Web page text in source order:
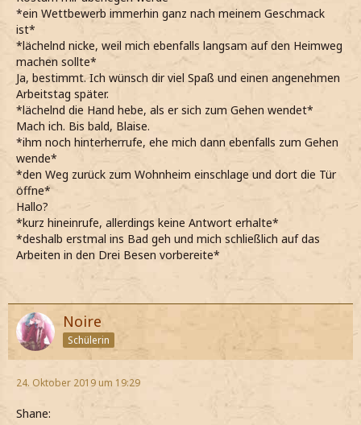
*ein Wettbewerb immerhin ganz nach meinem Geschmack
ist*
*lächelnd nicke, weil mich ebenfalls langsam auf den Heimweg
machen sollte*
Ja, bestimmt. Ich wünsch dir viel Spaß und einen angenehmen
Arbeitstag später.
*lächelnd die Hand hebe, als er sich zum Gehen wendet*
Mach ich. Bis bald, Blaise.
*ihm noch hinterherrufe, ehe mich dann ebenfalls zum Gehen
wende*
*den Weg zurück zum Wohnheim einschlage und dort die Tür
öffne*
Hallo?
*kurz hineinrufe, allerdings keine Antwort erhalte*
*deshalb erstmal ins Bad geh und mich schließlich auf das
Arbeiten in den Drei Besen vorbereite*
Noire
Schülerin
24. Oktober 2019 um 19:29
Shane: